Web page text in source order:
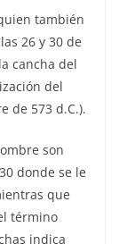
también
26 y 30 de
cancha del
del
de 573 d.C.).
son
donde se le
que
término
indica